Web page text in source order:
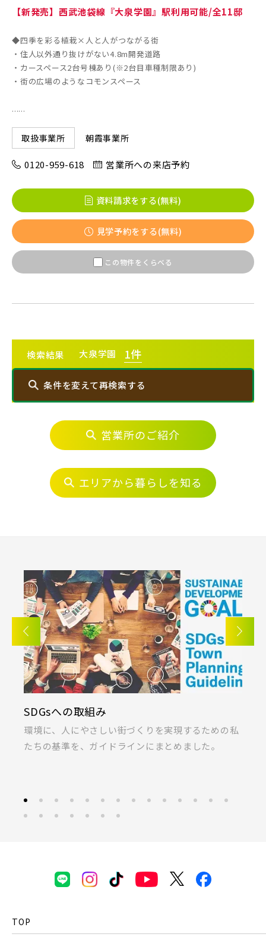
埼玉・東部エリア(16)
春日部市(5) 草加市(0)
三郷市(2)
幸手市(0) 吉川市(0)
市川市(4) 船橋市(8)
八千代市(1)
鎌ケ谷市(2)
浦安市(0)
白井市(0)
千葉市(2)
千葉・常磐エリア(16)
松戸市(4)
野田市(1)
足立区(0) 葛飾区(2)
東久留米市(2)
物件を検索する
駅から探す
JR京浜東北線
JR埼京線
JR川越線
JR東北本線 [宇都宮線]
【予告広告】リーズン青砥 アイ・ラウンジ
見学OK
見学不可
すぐに入居可能
画像から探す
地域
すべて 埼玉県 千葉県
画像
すべて 外観
内観
販売開始前の物件
千葉県千葉市稲毛区 埼玉県川越市
【新発売】西武池袋線『大泉学園』駅利用可能/全11邸
◆四季を彩る植栽×人と人がつながる街
・住人以外通り抜けがない4.8m開発道路
・カースペース2台号棟あり(※2台目車種制限あり)
・街の広場のようなコモンスペース
......
取扱事業所 朝霞事業所
0120-959-618 営業所への来店予約
資料請求をする(無料)
見学予約をする(無料)
この物件をくらべる
検索結果 大泉学園 1件
条件を変えて再検索する
エリアから探す
埼玉・中央エリア(50)
さいたま市中央区(0)
さいたま市桜区(2)
さいたま市浦和区(0)
さいたま市南区(6)
さいたま市緑区(1)
さいたま市岩槻区(0)
川越市(3)
川口市(11)
所沢市(1)
上尾市(2)
蕨市(0)
戸田市(0)
朝霞市(1)
志木市(0)
新座市(2)
桶川市(2)
久喜市(1)
三郷市(2)
幸手市(0) 吉川市(0)
営業所のご紹介
エリアから暮らしを知る
SDGsへの取組み
環境に、人にやさしい街づくりを実現するための私
たちの基準を、ガイドラインにまとめました。
TOP